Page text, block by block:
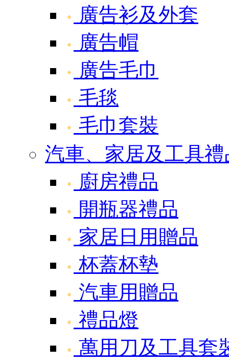
廣告衫及外套
廣告帽
廣告毛巾
毛毯
毛巾套裝
汽車、家居及工具禮
廚房禮品
開瓶器禮品
家居日用贈品
杯蓋杯墊
汽車用贈品
禮品燈
萬用刀及工具套